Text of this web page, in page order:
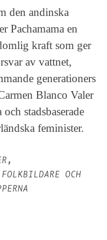
den andinska
Pachamama en
kraft som ger
av vattnet,
generationers
Blanco Valer
stadsbaserade
feminister.
OCH